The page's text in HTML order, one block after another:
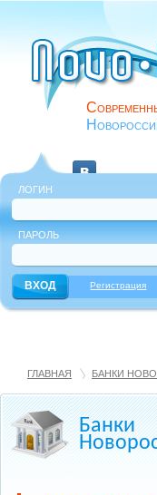
ЛОГИН
ПАРОЛЬ
Регистрация
ГЛАВНАЯ БАНКИ
Банки